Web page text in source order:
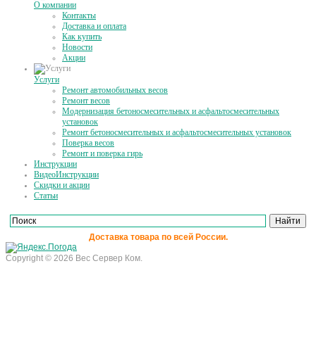
О компании
Контакты
Доставка и оплата
Как купить
Новости
Акции
Услуги
Ремонт автомобильных весов
Ремонт весов
Модернизация бетоносмесительных и асфальтосмесительных
установок
Ремонт бетоносмесительных и асфальтосмесительных установок
Поверка весов
Ремонт и поверка гирь
Инструкции
ВидеоИнструкции
Скидки и акции
Статьи
Доставка товара по всей России.
Copyright © 2026 Вес Сервер Ком.